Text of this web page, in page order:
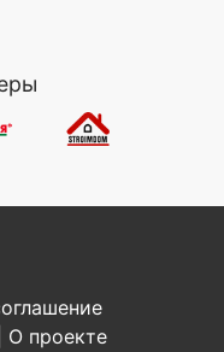
О проекте